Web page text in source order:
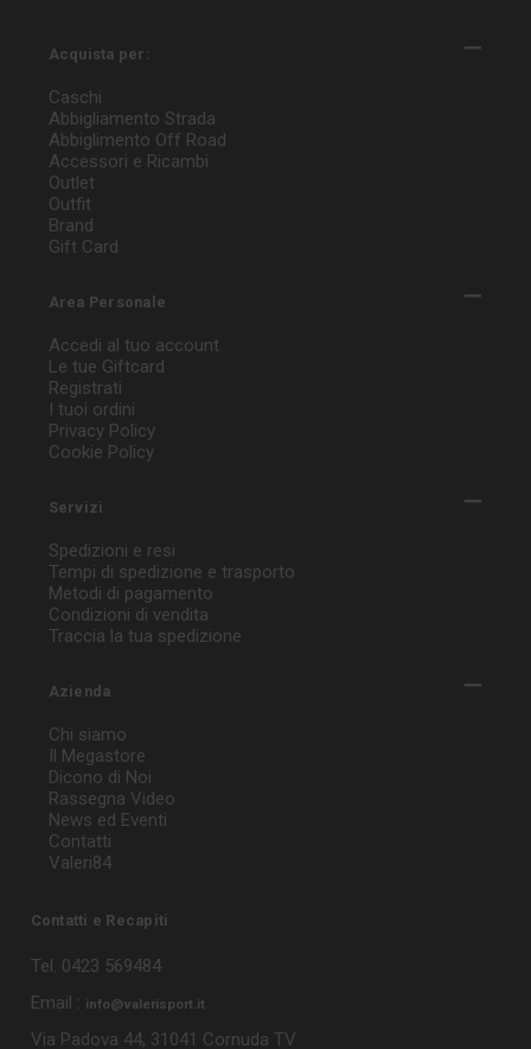
Acquista per:
Caschi
Abbigliamento Strada
Abbiglimento Off Road
Accessori e Ricambi
Outlet
Outfit
Brand
Gift Card
Area Personale
Accedi al tuo account
Le tue Giftcard
Registrati
I tuoi ordini
Privacy Policy
Cookie Policy
Servizi
Spedizioni e resi
Tempi di spedizione e trasporto
Metodi di pagamento
Condizioni di vendita
Traccia la tua spedizione
Azienda
Chi siamo
Il Megastore
Dicono di Noi
Rassegna Video
News ed Eventi
Contatti
Valeri84
Contatti e Recapiti
Tel. 0423 569484
Email : info@valerisport.it
Via Padova 44, 31041 Cornuda TV